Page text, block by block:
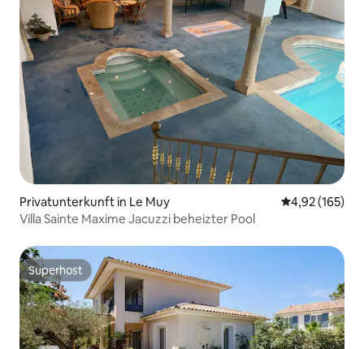
Privatunterkunft in Le Muy
4,92 (165)
Villa Sainte Maxime Jacuzzi beheizter Pool
Superhost
Superhost